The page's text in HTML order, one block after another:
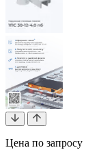
Цена по запросу